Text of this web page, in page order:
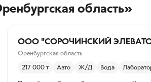
область»
ООО "СОРОЧИНСКИЙ
Оренбургская область
217 000 т Авто Ж/Д Вода